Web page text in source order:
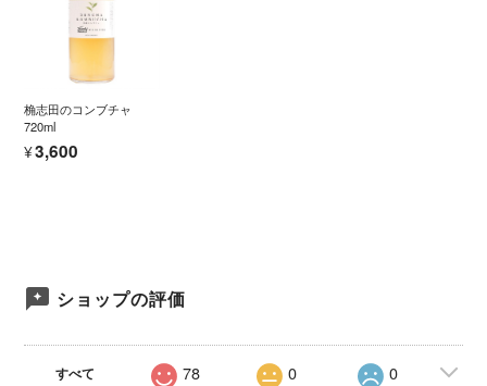
桷志田のコンブチャ
720ml
¥3,600
ショップの評価
すべて 78 0 0